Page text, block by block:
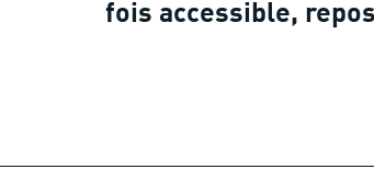
fois accessible,